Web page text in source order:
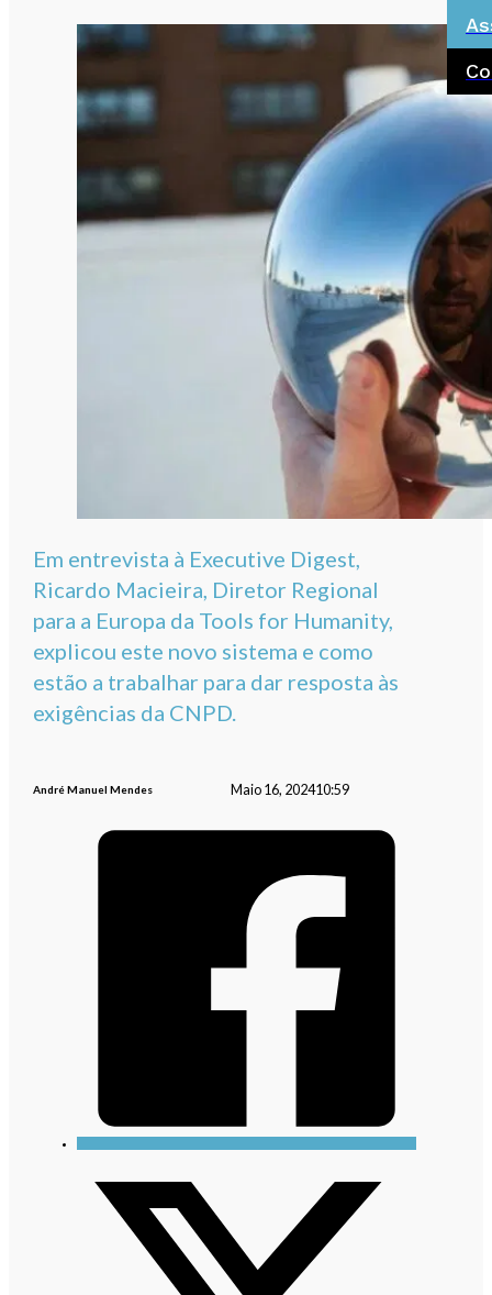
Em entrevista à Executive Digest,
Ricardo Macieira, Diretor Regional
para a Europa da Tools for Humanity,
explicou este novo sistema e como
estão a trabalhar para dar resposta às
exigências da CNPD.
André Manuel Mendes Maio 16, 202410:59